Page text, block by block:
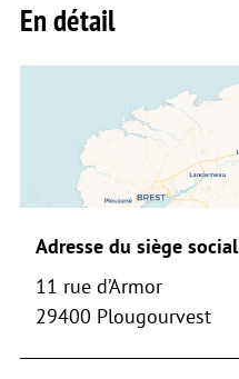
En détail
Adresse du siège social
11 rue d’Armor
29400 Plougourvest